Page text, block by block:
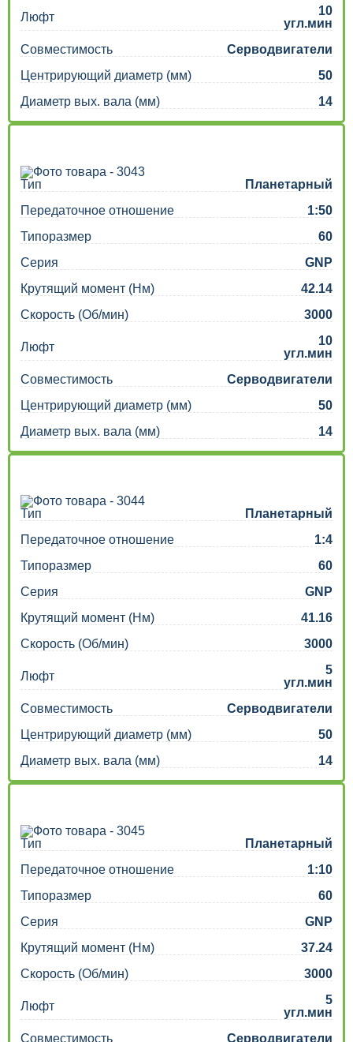
Люфт
10
угл.мин
Совместимость
Серводвигатели
Центрирующий диаметр (мм)
50
Диаметр вых. вала (мм)
14
Тип
Планетарный
Передаточное отношение
1:50
Типоразмер
60
Серия
GNP
Крутящий момент (Нм)
42.14
Скорость (Об/мин)
3000
Люфт
10
угл.мин
Совместимость
Серводвигатели
Центрирующий диаметр (мм)
50
Диаметр вых. вала (мм)
14
Тип
Планетарный
Передаточное отношение
1:4
Типоразмер
60
Серия
GNP
Крутящий момент (Нм)
41.16
Скорость (Об/мин)
3000
Люфт
5
угл.мин
Совместимость
Серводвигатели
Центрирующий диаметр (мм)
50
Диаметр вых. вала (мм)
14
Тип
Планетарный
Передаточное отношение
1:10
Типоразмер
60
Серия
GNP
Крутящий момент (Нм)
37.24
Скорость (Об/мин)
3000
Люфт
5
угл.мин
Совместимость
Серводвигатели